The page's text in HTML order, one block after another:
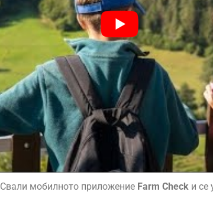
Свали мобилното приложение Farm Check и се